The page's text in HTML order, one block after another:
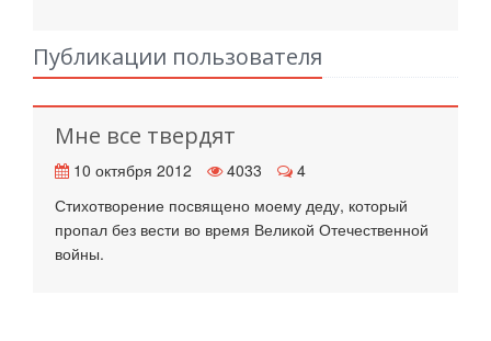
Публикации пользователя
Мне все твердят
10 октября 2012 4033
4
Стихотворение посвящено моему деду, который
пропал без вести во время Великой Отечественной
войны.